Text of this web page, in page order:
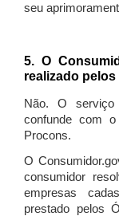
seu
5. O
realizado
Não. O serviço
confunde com o
Procons.
O
consumidor
empresas
prestado pelos